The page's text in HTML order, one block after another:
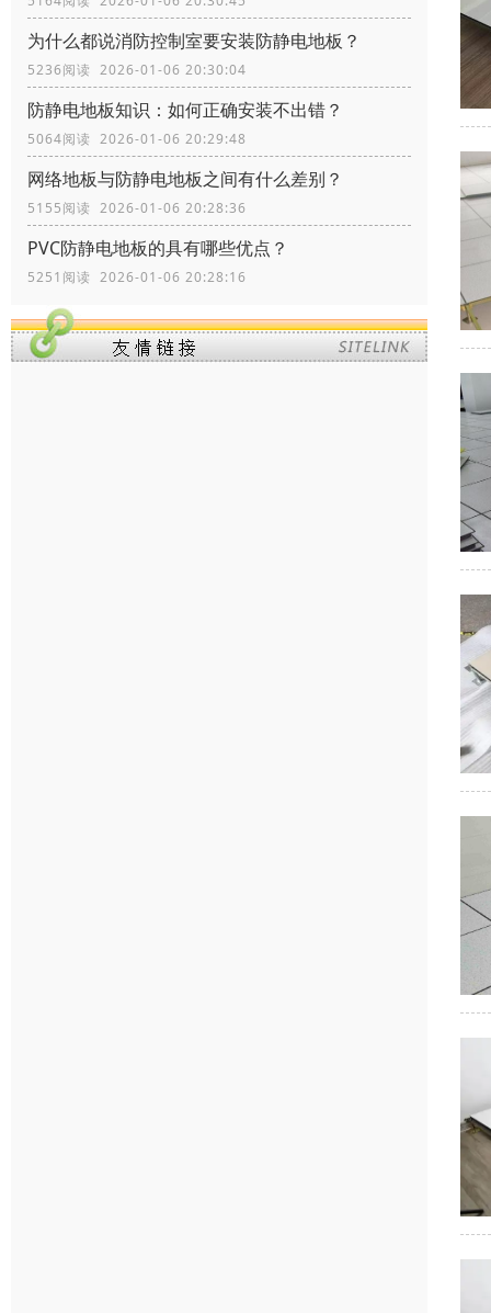
为什么都说消防控制室要安装防静电地板？
5236阅读 2026-01-06 20:30:04
防静电地板知识：如何正确安装不出错？
5064阅读 2026-01-06 20:29:48
网络地板与防静电地板之间有什么差别？
5155阅读 2026-01-06 20:28:36
PVC防静电地板的具有哪些优点？
5251阅读 2026-01-06 20:28:16